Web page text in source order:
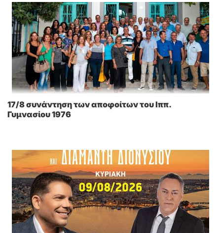
17/8 συνάντηση των αποφοίτων του Ιππ.
Γυμνασίου 1976